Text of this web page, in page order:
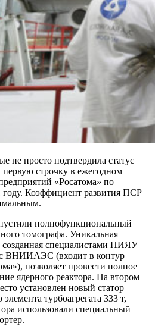
не просто подтвердила статус
строчку в ежегодном
«Росатома» по
году. Коэффициент развития ПСР
полнофункциональный
томографа. Уникальная
созданная специалистами НИЯУ
ВНИИАЭС (входит в контур
позволяет провести полное
ядерного реактора. На втором
установлен новый статор
турбоагрегата 333 т,
использовали специальный